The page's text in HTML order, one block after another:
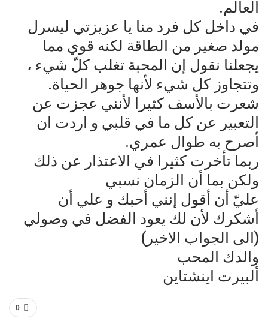
العالم.
في داخل كل فرد منا يا عزيزتي ليسرل
مولد صغير من الطاقة لكنه قوي مما
يجعلنا نقول إن المحبة تغلب كلّ شيء ،
وتتجاوز كل شيء لأنها جوهر الحياة.
شعرت بالأسف كثيرا لأنني عجزت عن
التعبير عن كل ما في قلبي و اردت ان
أصرح به طوال عمري.
ربما تأخرت كثيرا في الاعتذار عن ذلك
ولكن بما أن الزمان نسبي
عليّ أن أقول إنني أحبك و علي أن
أشكرك لأن لك يعود الفضل في وصولي
(الى الجواب الاخير)
والدك المحب
ألبيرت اينشتاين
0